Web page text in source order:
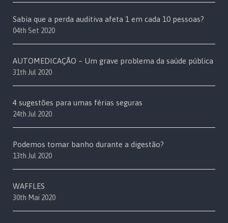
Sabia que a perda auditiva afeta 1 em cada 10 pessoas?
04th Set 2020
AUTOMEDICAÇÃO – Um grave problema da saúde pública
31th Jul 2020
4 sugestões para umas férias seguras
24th Jul 2020
Podemos tomar banho durante a digestão?
13th Jul 2020
WAFFLES
30th Mai 2020